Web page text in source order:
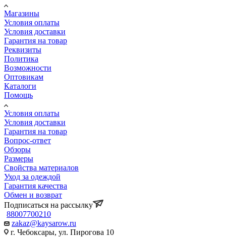
Магазины
Условия оплаты
Условия доставки
Гарантия на товар
Реквизиты
Политика
Возможности
Оптовикам
Каталоги
Помощь
Условия оплаты
Условия доставки
Гарантия на товар
Вопрос-ответ
Обзоры
Размеры
Свойства материалов
Уход за одеждой
Гарантия качества
Обмен и возврат
Подписаться на рассылку
88007700210
zakaz@kaysarow.ru
г. Чебоксары, ул. Пирогова 10